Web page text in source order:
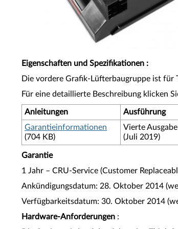
Eigenschaften und Spezifikationen :
Die vordere Grafik-Lüfterbaugruppe ist
Für eine detaillierte Beschreibung klicken
Anleitungen Ausführung
Garantieinformationen
(704 KB)
Vierte Ausgabe
(Juli 2019)
Garantie
1 Jahr – CRU-Service (Customer
Ankündigungsdatum: 28. Oktober 2014
Verfügbarkeitsdatum: 30. Oktober 2014
Hardware-Anforderungen :